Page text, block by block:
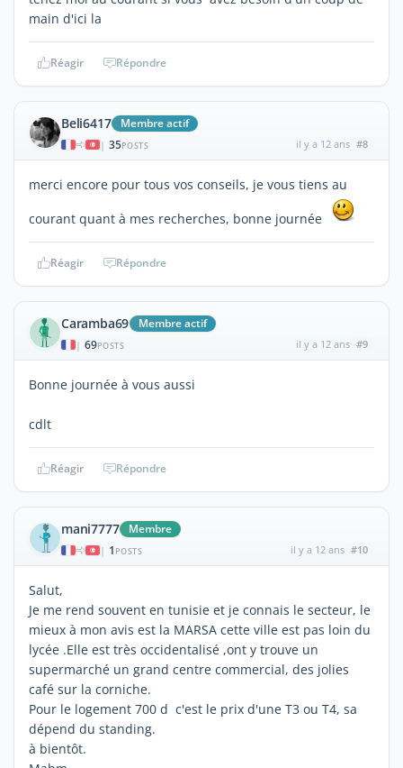
main d'ici la
Réagir Répondre
Beli6417 Membre actif
| 35POSTS il y a 12 ans #8
merci encore pour tous vos conseils, je vous tiens au
courant quant à mes recherches, bonne journée
Réagir Répondre
Caramba69 Membre actif
| 69POSTS il y a 12 ans #9
Bonne journée à vous aussi
cdlt
Réagir Répondre
mani7777 Membre
| 1 POSTS il y a 12 ans #10
Salut,
Je me rend souvent en tunisie et je connais le secteur, le
mieux à mon avis est la MARSA cette ville est pas loin du
lycée .Elle est très occidentalisé ,ont y trouve un
supermarché un grand centre commercial, des jolies
café sur la corniche.
Pour le logement 700 d c'est le prix d'une T3 ou T4, sa
dépend du standing.
à bientôt.